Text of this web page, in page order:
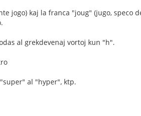
jogo) kaj la franca "joug" (jugo,
al grekdevenaj vortoj kun "h".
al "hyper", ktp.